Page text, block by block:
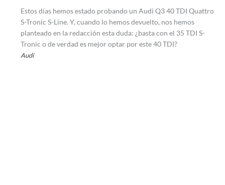
Estos días hemos estado probando un Audi Q3 40 TDI Quattro
S-Tronic S-Line. Y, cuando lo hemos devuelto, nos hemos
planteado en la redacción esta duda: ¿basta con el 35 TDI S-
Tronic o de verdad es mejor optar por este 40 TDI?
Audi